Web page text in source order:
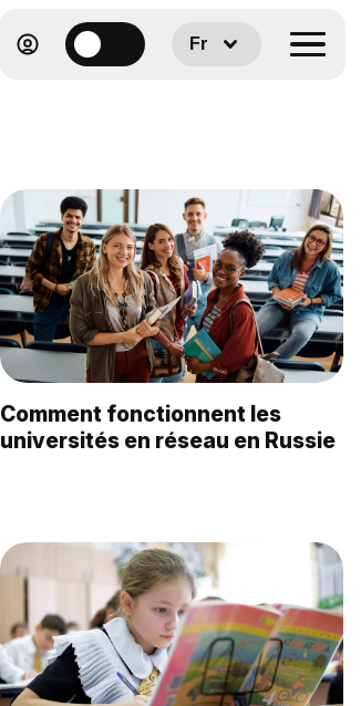
Fr
Comment fonctionnent les
universités en réseau en Russie